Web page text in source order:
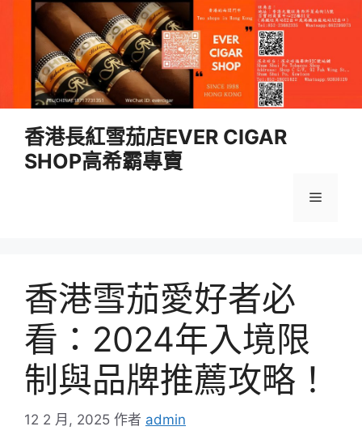
香港長紅雪茄店EVER CIGAR
SHOP高希霸專賣
選
香港雪茄愛好者必
看：2024年入境限
制與品牌推薦攻略！
12 2 月, 2025 作者 admin